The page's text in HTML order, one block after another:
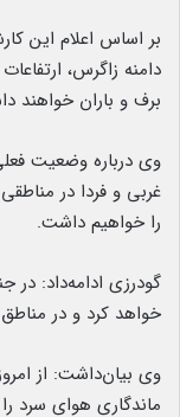
بر اساس اعلام این
دامنه زاگرس،
برف و باران خواهند
وی درباره وضعیت
غربی و فردا در
را خواهیم داشت.
گودرزی ادامه‌داد:
خواهد کرد و در
وی بیان‌داشت: از
ماندگاری هوای سرد